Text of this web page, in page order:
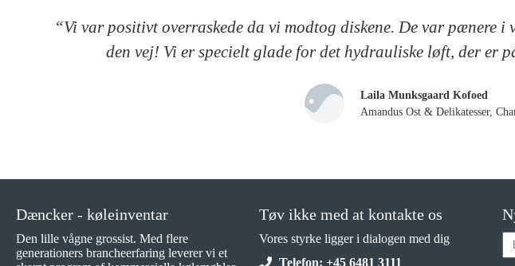
“Vi var positivt overraskede da vi modtog diskene. De var pænere
den vej! Vi er specielt glade for det hydrauliske løft, der er
Laila Munksgaard Kofoed
Amandus Ost & Delikatesser,
Dæncker - køleinventar
Den lille vågne grossist. Med flere
generationers brancheerfaring leverer vi et
Tøv ikke med at kontakte os
Vores styrke ligger i dialogen med dig
Telefon: +45 6481 3111